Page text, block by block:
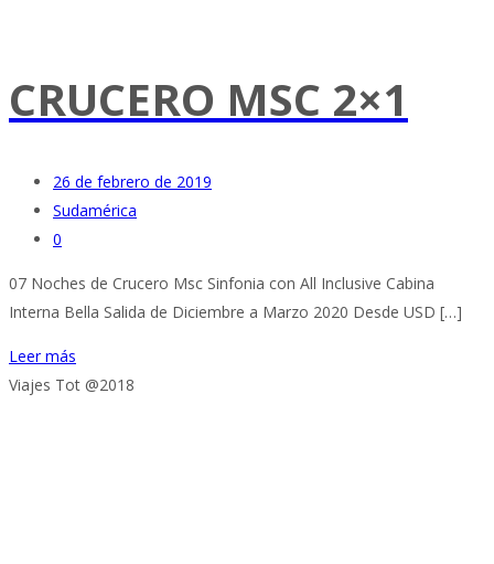
CRUCERO MSC 2×1
26 de febrero de 2019
Sudamérica
0
07 Noches de Crucero Msc Sinfonia con All Inclusive Cabina
Interna Bella Salida de Diciembre a Marzo 2020 Desde USD […]
Leer más
Viajes Tot @2018